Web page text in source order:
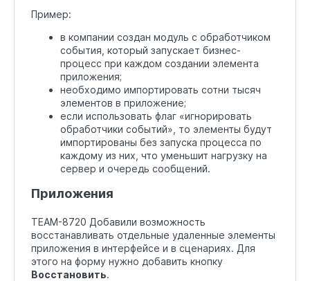
Пример:
в компании создан модуль с обработчиком
события, который запускает бизнес-
процесс при каждом создании элемента
приложения;
необходимо импортировать сотни тысяч
элементов в приложение;
если использовать флаг «игнорировать
обработчики событий», то элементы будут
импортированы без запуска процесса по
каждому из них, что уменьшит нагрузку на
сервер и очередь сообщений.
Приложения
TEAM-8720 Добавили возможность
восстанавливать отдельные удаленные элементы
приложения в интерфейсе и в сценариях. Для
этого на форму нужно добавить кнопку
Восстановить.